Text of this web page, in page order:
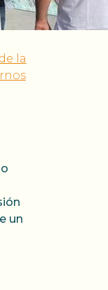
la
un